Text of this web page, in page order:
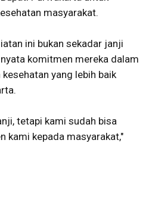
masyarakat.
ini bukan sekadar janji
komitmen mereka dalam
yang lebih baik
tetapi kami sudah bisa
kami kepada masyarakat,"